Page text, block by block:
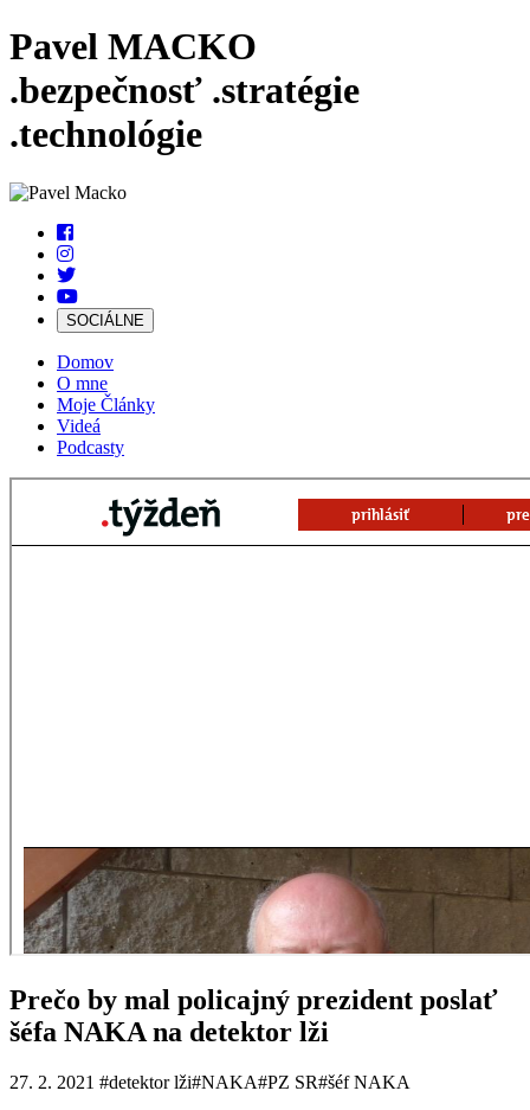
Pavel MACKO
.bezpečnosť .stratégie
.technológie
SOCIÁLNE
Domov
O mne
Moje Články
Videá
Podcasty
Prečo by mal policajný prezident poslať
šéfa NAKA na detektor lži
27. 2. 2021 #detektor lži#NAKA#PZ SR#šéf NAKA